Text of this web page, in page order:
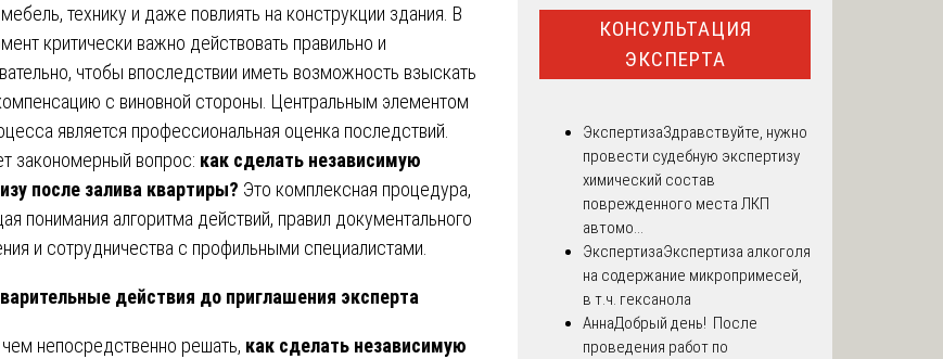
технику и даже повлиять на конструкции здания. В
критически важно действовать правильно и
чтобы впоследствии иметь возможность взыскать
с виновной стороны. Центральным элементом
является профессиональная оценка последствий.
закономерный вопрос: как сделать независимую
после залива квартиры? Это комплексная процедура,
понимания алгоритма действий, правил документального
и сотрудничества с профильными специалистами.
действия до приглашения эксперта
непосредственно решать, как сделать независимую
КОНСУЛЬТАЦИЯ
ЭКСПЕРТА
ЭкспертизаЗдравствуйте, нужно
провести судебную экспертизу
химический состав
поврежденного места ЛКП
автомо...
ЭкспертизаЭкспертиза алкоголя
на содержание микропримесей,
в т.ч. гексанола
АннаДобрый день! После
проведения работ по